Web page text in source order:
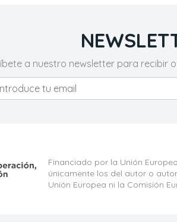
a nuestro newsletter para recibir
Financiado por la Unión
únicamente los del autor o
Unión Europea ni la Comisión